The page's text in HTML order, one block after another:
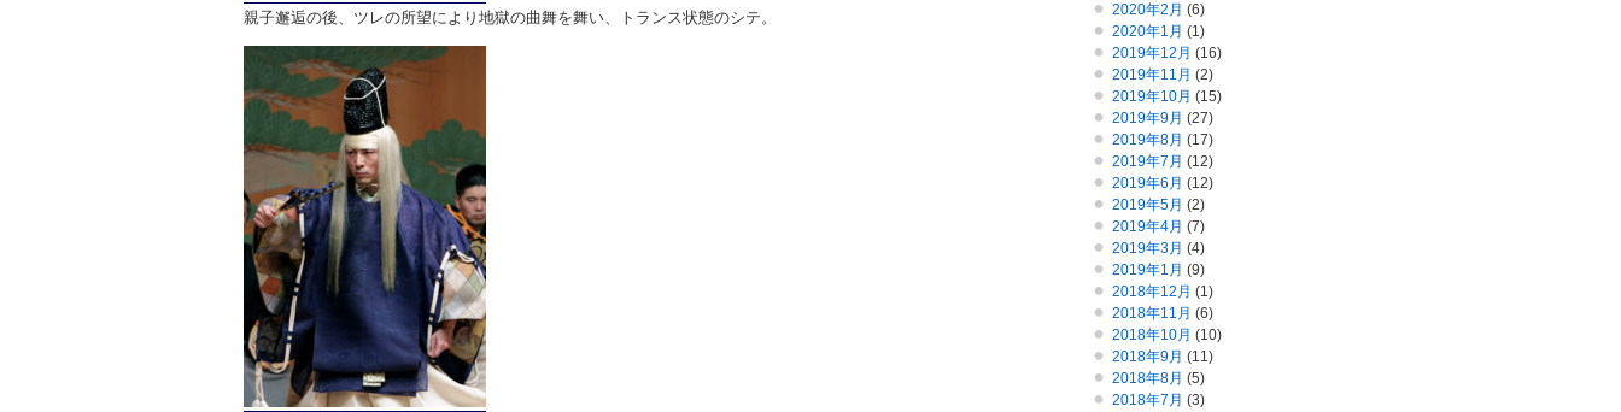
親子邂逅の後、ツレの所望により地獄の曲舞を舞い、トランス状態のシテ。
2020年2月 (6)
2020年1月 (1)
2019年12月 (16)
2019年11月 (2)
2019年10月 (15)
2019年9月 (27)
2019年8月 (17)
2019年7月 (12)
2019年6月 (12)
2019年5月 (2)
2019年4月 (7)
2019年3月 (4)
2019年1月 (9)
2018年12月 (1)
2018年11月 (6)
2018年10月 (10)
2018年9月 (11)
2018年8月 (5)
2018年7月 (3)